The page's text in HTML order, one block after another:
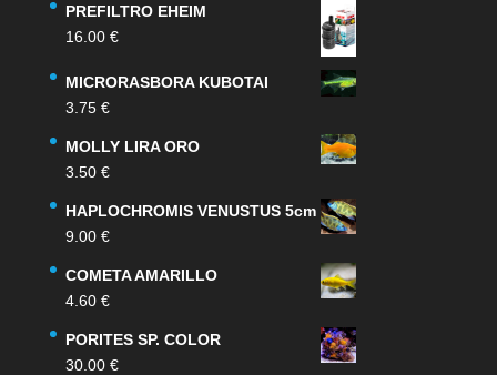
PREFILTRO EHEIM
16.00 €
MICRORASBORA KUBOTAI
3.75 €
MOLLY LIRA ORO
3.50 €
HAPLOCHROMIS VENUSTUS 5cm
9.00 €
COMETA AMARILLO
4.60 €
PORITES SP. COLOR
30.00 €